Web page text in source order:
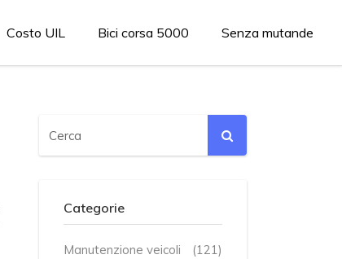
Costo UIL Bici corsa 5000 Senza mutande
Categorie
Manutenzione veicoli
(121)